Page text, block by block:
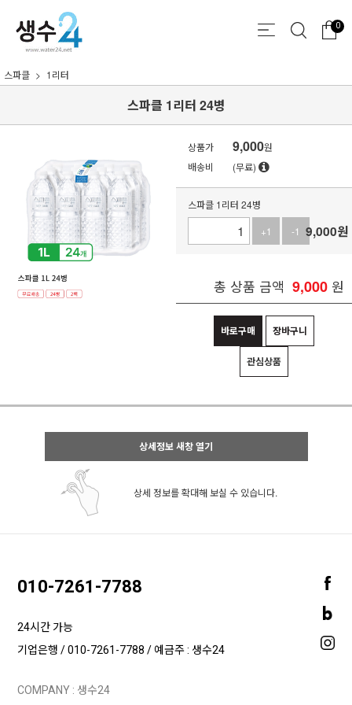
0
스파클 1리터
스파클 1리터 24병
상품가 9,000원
배송비
(무료)
스파클 1리터 24병
+1
-1 9,000원
총 상품 금액 9,000 원
바로구매 장바구니
관심상품
상세정보 새창 열기
상세 정보를 확대해 보실 수 있습니다.
010-7261-7788
24시간 가능
기업은행 / 010-7261-7788 / 예금주 : 생수24
COMPANY : 생수24